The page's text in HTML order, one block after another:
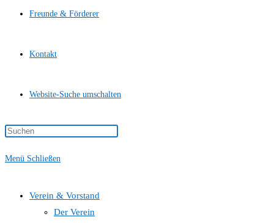
Freunde & Förderer
Kontakt
Website-Suche umschalten
Menü Schließen
Verein & Vorstand
Der Verein